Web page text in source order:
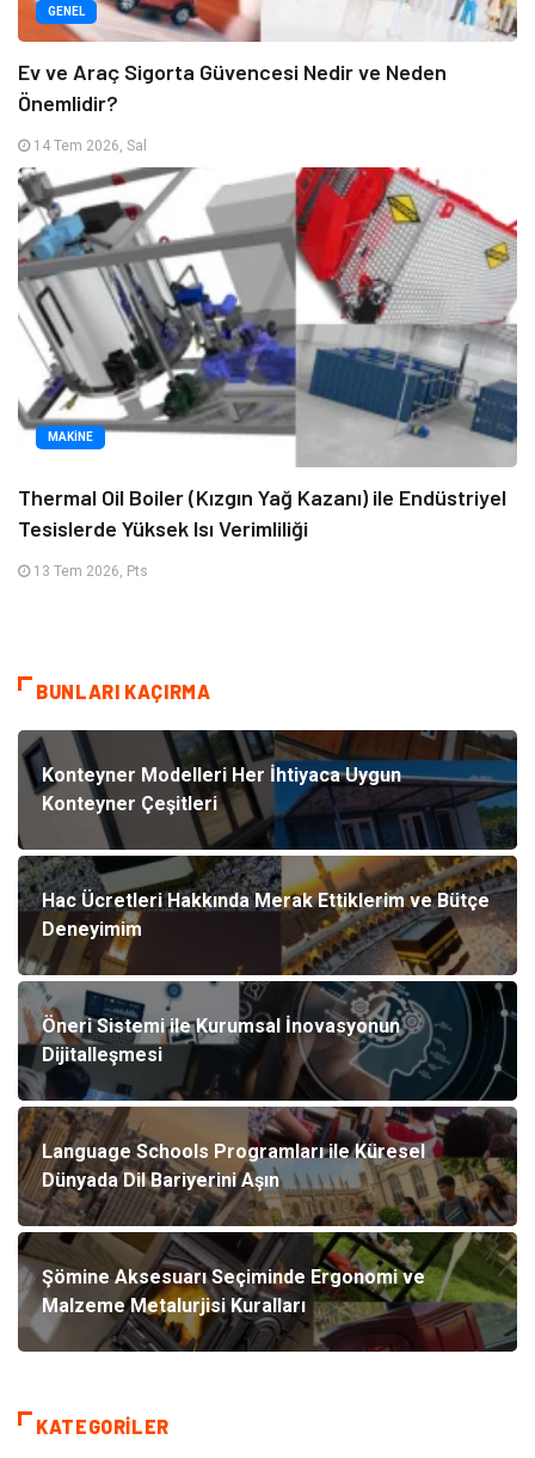
GENEL
Ev ve Araç Sigorta Güvencesi Nedir ve Neden
Önemlidir?
14 Tem 2026, Sal
MAKINE
Thermal Oil Boiler (Kızgın Yağ Kazanı) ile Endüstriyel
Tesislerde Yüksek Isı Verimliliği
13 Tem 2026, Pts
BUNLARI KAÇIRMA
Konteyner Modelleri Her İhtiyaca Uygun
Konteyner Çeşitleri
Hac Ücretleri Hakkında Merak Ettiklerim ve Bütçe
Deneyimim
Öneri Sistemi ile Kurumsal İnovasyonun
Dijitalleşmesi
Language Schools Programları ile Küresel
Dünyada Dil Bariyerini Aşın
Şömine Aksesuarı Seçiminde Ergonomi ve
Malzeme Metalurjisi Kuralları
KATEGORILER